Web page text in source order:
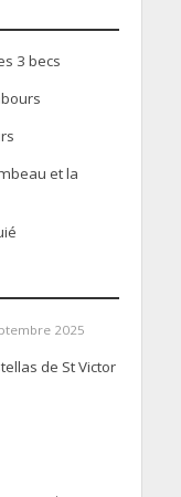
3 becs
et la
2025
de St Victor